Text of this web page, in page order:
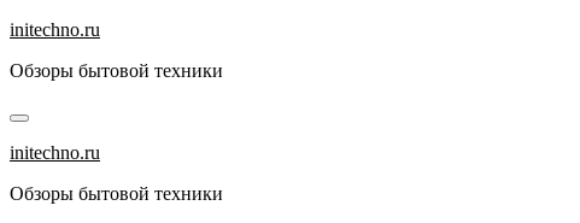
Перейти
содержанию
initechno.ru
Обзоры бытовой техники
initechno.ru
Обзоры бытовой техники